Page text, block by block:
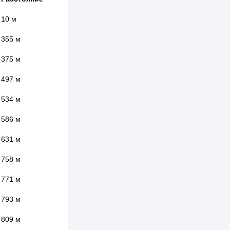
10 м
355 м
375 м
497 м
534 м
586 м
631 м
758 м
771 м
793 м
809 м